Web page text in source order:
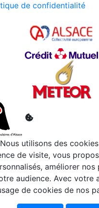
de confidentialité
Nous utilisons des
de visite, vous
améliorer
audience. Avec votre
de cookies de nos